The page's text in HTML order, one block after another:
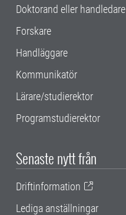
Doktorand eller handledare
Forskare
Handläggare
Kommunikatör
Lärare/studierektor
Programstudierektor
Senaste nytt från
Driftinformation
Lediga anställningar